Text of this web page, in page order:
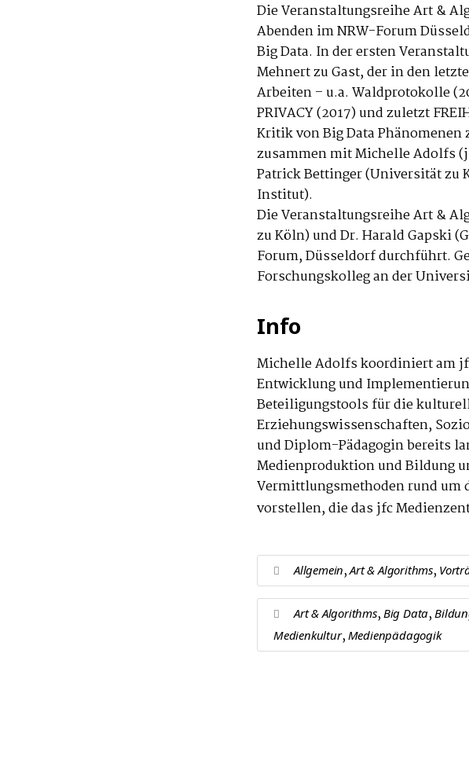
Die Veranstaltungsreihe Art &
Abenden im NRW-Forum
Big Data. In der ersten
Mehnert zu Gast, der in den
Arbeiten – u.a. Waldprotokolle
PRIVACY (2017) und zuletzt
Kritik von Big Data
zusammen mit Michelle Adolfs
Patrick Bettinger (Universität zu
Institut).
Die Veranstaltungsreihe Art &
zu Köln) und Dr. Harald Gapski
Forum, Düsseldorf durchführt.
Forschungskolleg an der
Info
Michelle Adolfs koordiniert am
Entwicklung und
Beteiligungstools für die
Erziehungswissenschaften,
und Diplom-Pädagogin bereits
Medienproduktion und Bildung
Vermittlungsmethoden rund um
vorstellen, die das jfc
Allgemein,Art & Algorithms,
Art & Algorithms, Big Data,
Medienkultur, Medienpädagogik